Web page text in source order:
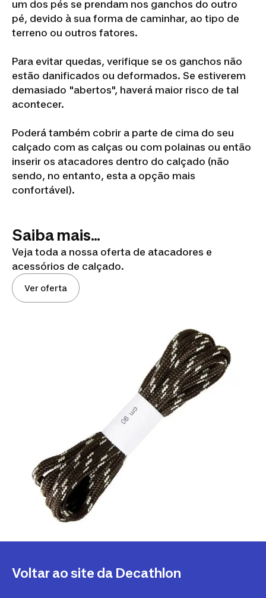
um dos pés se prendam nos ganchos do outro
pé, devido à sua forma de caminhar, ao tipo de
terreno ou outros fatores.
Para evitar quedas, verifique se os ganchos não
estão danificados ou deformados. Se estiverem
demasiado "abertos", haverá maior risco de tal
acontecer.
Poderá também cobrir a parte de cima do seu
calçado com as calças ou com polainas ou então
inserir os atacadores dentro do calçado (não
sendo, no entanto, esta a opção mais
confortável).
Saiba mais...
Veja toda a nossa oferta de atacadores e
acessórios de calçado.
Ver oferta
Voltar ao site da Decathlon